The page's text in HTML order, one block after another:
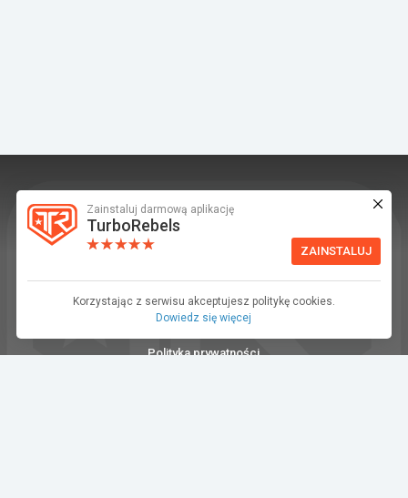
Zainstaluj darmową aplikację
TurboRebels
ZAINSTALUJ
Korzystając z serwisu akceptujesz politykę cookies.
Dowiedz się więcej
TurboRebels to platforma społecznościowa i
aplikacja mobilna dla fanów motoryzacji.
Regulamin
Polityka prywatności